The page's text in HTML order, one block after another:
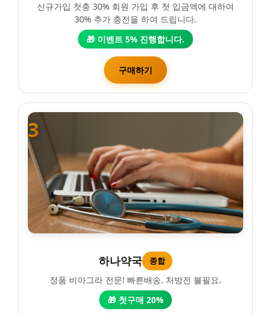
신규가입 첫충 30% 회원 가입 후 첫 입금액에 대하여
30% 추가 충전을 하여 드립니다.
🎁 이벤트 5% 진행합니다.
구매하기
3
하나약국 종합
정품 비아그라 전문! 빠른배송. 처방전 불필요.
🎁 첫구매 20%